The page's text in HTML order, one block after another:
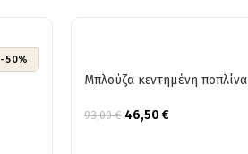
-50%
Μπλούζα κεντημένη ποπλίνα
93,00€ 46,50 €